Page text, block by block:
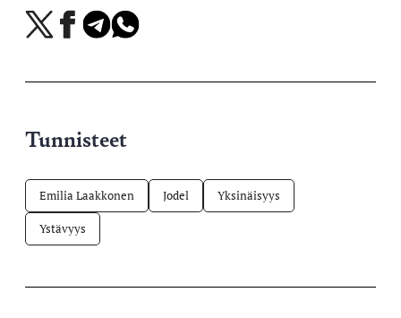
Jaa
X-
Jaa
Facebookissa
Jaa
Telegramissa
Jaa
WhatsAppissa
Tunnisteet
Emilia Laakkonen Jodel Yksinäisyys
Ystävyys